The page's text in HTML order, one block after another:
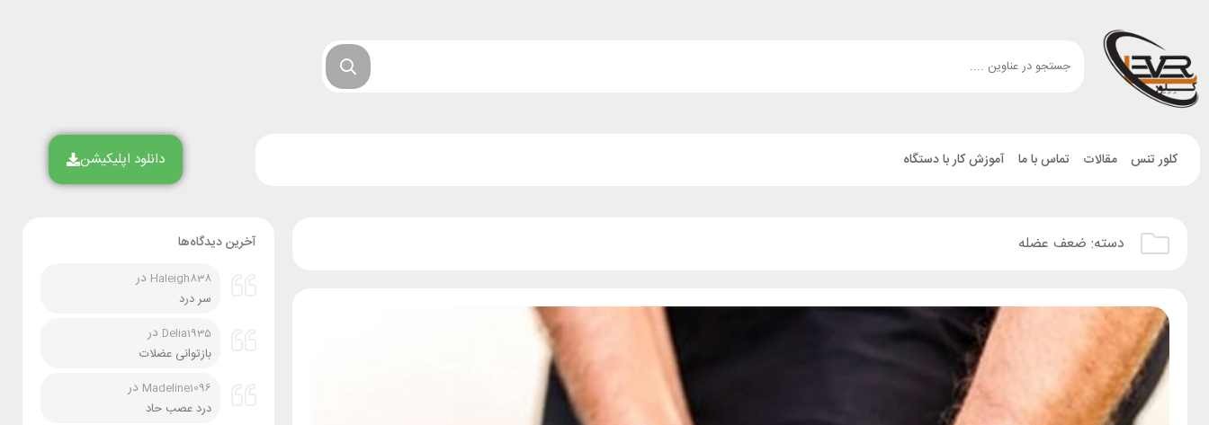
کلور تنس مقالات تماس با ما آموزش کار با دستگاه دانلود اپلیکیشن
دسته: ضعف عضله آخرین دیدگاه‌ها
Haleigh838 در
سر درد
Delia1935 در
بازتوانی عضلات
Madeline1096 در
درد عصب حاد